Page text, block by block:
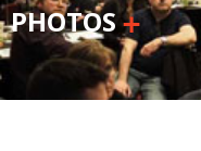
PHOTOS